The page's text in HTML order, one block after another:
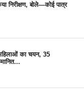
निरीक्षण, बोले—कोई पात्र
का चयन, 35